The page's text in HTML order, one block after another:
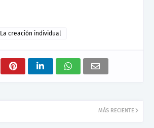
La creación individual
MÁS RECIENTE